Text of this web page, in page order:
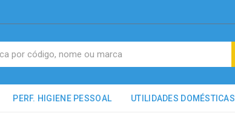
PERF. HIGIENE PESSOAL UTILIDADES DOMÉSTICAS